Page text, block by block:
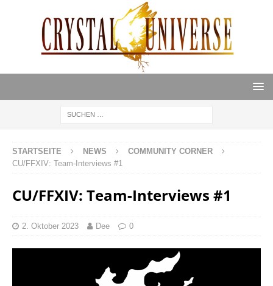
STARTSEITE NEWS
COMMUNITY CORNER
CU/FFXIV: Team-Interviews #1
CU/FFXIV: Team-Interviews #1
2. Oktober 2023 Dee 0